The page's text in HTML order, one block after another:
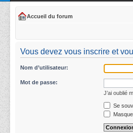
Accueil du forum
Vous devez vous inscrire et
Nom d’utilisateur:
Mot de passe:
J’ai oublié
Se